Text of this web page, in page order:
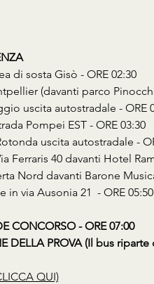
di sosta Gisò - ORE 02:30
(davanti parco
uscita autostradale - ORE
Pompei EST - ORE 03:30
uscita autostradale -
Ferraris 40 davanti Hotel
Nord davanti Barone
in via Ausonia 21  - ORE 05:50
CONCORSO - ORE 07:00
DELLA PROVA (Il bus
QUI)